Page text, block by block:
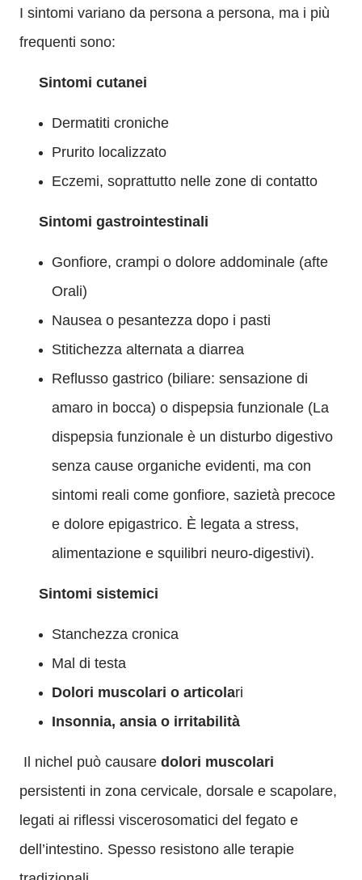
I sintomi variano da persona a persona, ma i più
frequenti sono:
Sintomi cutanei
Dermatiti croniche
Prurito localizzato
Eczemi, soprattutto nelle zone di contatto
Sintomi gastrointestinali
Gonfiore, crampi o dolore addominale (afte
Orali)
Nausea o pesantezza dopo i pasti
Stitichezza alternata a diarrea
Reflusso gastrico (biliare: sensazione di
amaro in bocca) o dispepsia funzionale (La
dispepsia funzionale è un disturbo digestivo
senza cause organiche evidenti, ma con
sintomi reali come gonfiore, sazietà precoce
e dolore epigastrico. È legata a stress,
alimentazione e squilibri neuro-digestivi).
Sintomi sistemici
Stanchezza cronica
Mal di testa
Dolori muscolari o articolari
Insonnia, ansia o irritabilità
Il nichel può causare dolori muscolari
persistenti in zona cervicale, dorsale e scapolare,
legati ai riflessi viscerosomatici del fegato e
dell’intestino. Spesso resistono alle terapie